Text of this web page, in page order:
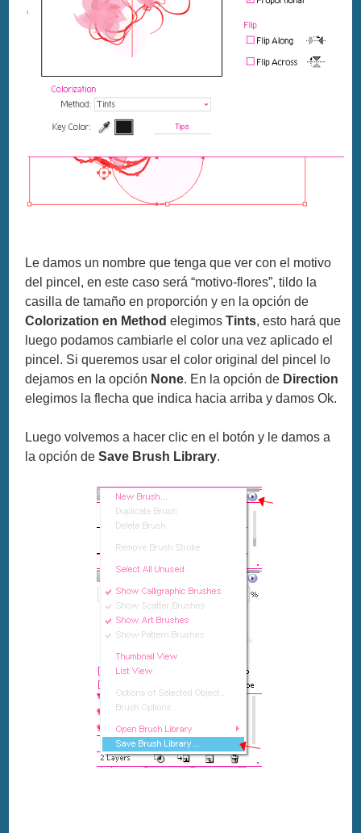
Le damos un nombre que tenga que ver con el motivo
del pincel, en este caso será “motivo-flores”, tildo la
casilla de tamaño en proporción y en la opción de
Colorization en Method elegimosTints, esto hará que
luego podamos cambiarle el color una vez aplicado el
pincel. Si queremos usar el color original del pincel lo
dejamos en la opción None. En la opción de Direction
elegimos la flecha que indica hacia arriba y damos Ok.
Luego volvemos a hacer clic en el botón y le damos a
la opción deSave Brush Library.